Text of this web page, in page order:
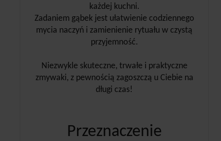
każdej kuchni.
Zadaniem gąbek jest ułatwienie codziennego
mycia naczyń i zamienienie rytuału w czystą
przyjemność.
Niezwykle skuteczne, trwałe i praktyczne
zmywaki, z pewnością zagoszczą u Ciebie na
długi czas!
Przeznaczenie